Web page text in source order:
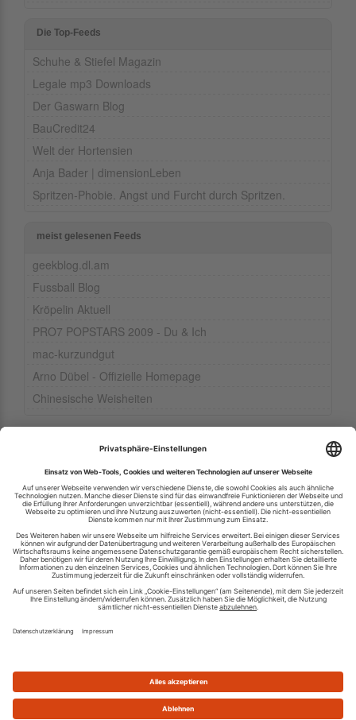
Die Top-Feeds
Schuhe & Stiefel Magazin
Legale mp3 Downloads
Der Gaswarn Blog
BauCredit24
Welt der Hortensien
Anja Bader | dimensionLeben
Spritzen-Phobie. Angst und Furcht durch Spritzen.
meist gelesenen Feeds
geekblog.dl.am
Fussball Blog
Kröpelin Aktuell
PRO7 POPSTARS 2009 - Du & Ich
mac-kurzundgut
Arno Dübel - Offizielle Homepage
Chinesische Weisheiten
Ihren RSS-Feed veröffentlichen
RSS-Verzeichnis.de © 2003-2026
Impressum
Kontakt
Datenschutzinformation
Cookie-Einstellungen
Was ist ein RSS Feed?